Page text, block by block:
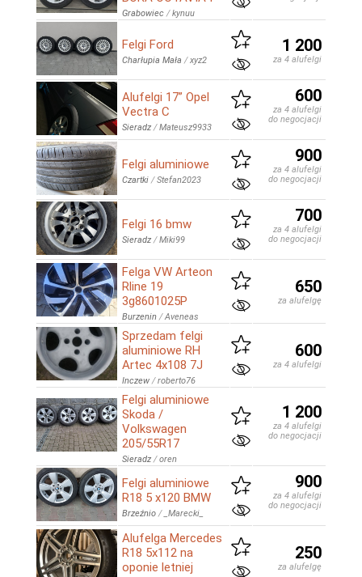
Grabowiec /kynuu
Felgi Ford
Charłupia Mała /xyz2
1 200
za 4 alufelgi
Alufelgi 17” Opel
Vectra C
Sieradz /Mateusz9933
600
za 4 alufelgi
do negocjacji
Felgi aluminiowe
Czartki /Stefan2023
900
za 4 alufelgi
do negocjacji
Felgi 16 bmw
Sieradz /Miki99
700
za 4 alufelgi
do negocjacji
Felga VW Arteon
Rline 19
3g8601025P
Burzenin /Aveneas
650
za alufelgę
Sprzedam felgi
aluminiowe RH
Artec 4x108 7J
Inczew /roberto76
600
za 4 alufelgi
Felgi aluminiowe
Skoda /
Volkswagen
205/55R17
Sieradz /oren
1 200
za 4 alufelgi
do negocjacji
Felgi aluminiowe
R18 5 x120 BMW
Brzeźnio / _Marecki_
900
za 4 alufelgi
do negocjacji
Alufelga Mercedes
R18 5x112 na
oponie letniej
250
za alufelgę